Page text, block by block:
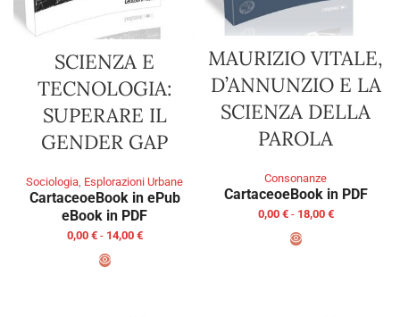
SCIENZA E
TECNOLOGIA:
SUPERARE IL
GENDER GAP
Sociologia, Esplorazioni Urbane
CartaceoeBook in ePub
eBook in PDF
0,00 € - 14,00 €
MAURIZIO VITALE,
D’ANNUNZIO E LA
SCIENZA DELLA
PAROLA
Consonanze
CartaceoeBook in PDF
0,00 € - 18,00 €